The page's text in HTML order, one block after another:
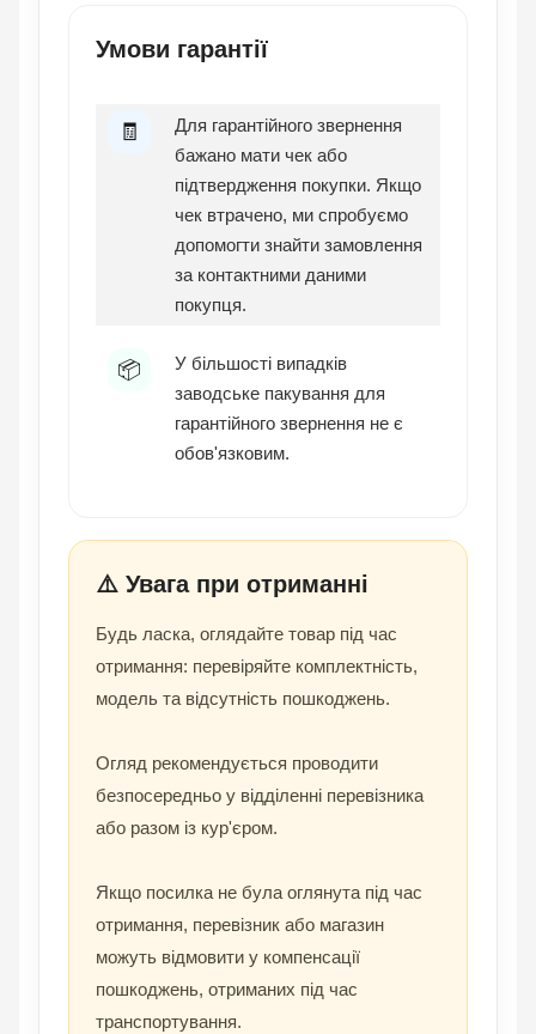
Умови гарантії
🧾
Для гарантійного звернення
бажано мати чек або
підтвердження покупки. Якщо
чек втрачено, ми спробуємо
допомогти знайти замовлення
за контактними даними
покупця.
📦
У більшості випадків
заводське пакування для
гарантійного звернення не є
обов'язковим.
⚠️ Увага при отриманні
Будь ласка, оглядайте товар під час
отримання: перевіряйте комплектність,
модель та відсутність пошкоджень.
Огляд рекомендується проводити
безпосередньо у відділенні перевізника
або разом із кур'єром.
Якщо посилка не була оглянута під час
отримання, перевізник або магазин
можуть відмовити у компенсації
пошкоджень, отриманих під час
транспортування.